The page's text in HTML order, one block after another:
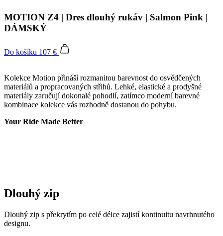
MOTION Z4 | Dres dlouhý rukáv | Salmon Pink |
DÁMSKÝ
Do košíku 107 €
Kolekce Motion přináší rozmanitou barevnost do osvědčených
materiálů a propracovaných střihů. Lehké, elastické a prodyšné
materiály zaručují dokonalé pohodlí, zatímco moderní barevné
kombinace kolekce vás rozhodně dostanou do pohybu.
Your Ride Made Better
Dlouhý zip
Dlouhý zip s překrytím po celé délce zajistí kontinuitu navrhnutého
designu.